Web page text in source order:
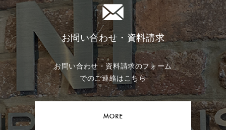
お問い合わせ・資料請求
お問い合わせ・資料請求のフォーム
でのご連絡はこちら
MORE